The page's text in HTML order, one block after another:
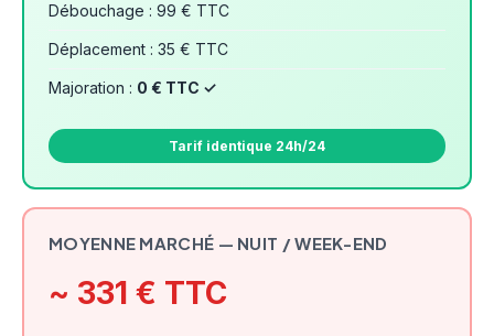
Débouchage : 99 € TTC
Déplacement : 35 € TTC
Majoration : 0 € TTC ✓
Tarif identique 24h/24
MOYENNE MARCHÉ — NUIT / WEEK-END
~ 331 € TTC